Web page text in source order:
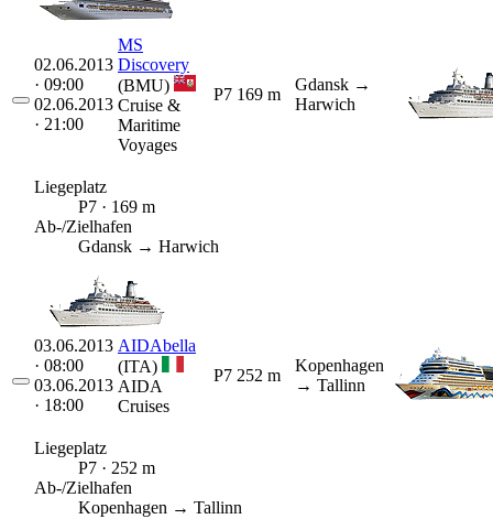
02.06.2013
· 09:00
02.06.2013
· 21:00
MS
Discovery
(BMU)
Cruise &
Maritime
Voyages
P7 169 m
Gdansk →
Harwich
Liegeplatz
P7 · 169 m
Ab-/Zielhafen
Gdansk → Harwich
03.06.2013
· 08:00
03.06.2013
· 18:00
AIDAbella
(ITA)
AIDA
Cruises
P7 252 m
Kopenhagen
→ Tallinn
Liegeplatz
P7 · 252 m
Ab-/Zielhafen
Kopenhagen → Tallinn